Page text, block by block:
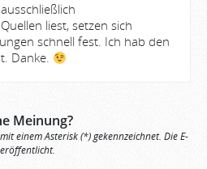
liest, setzen sich
schnell fest. Ich hab den
Danke.
Meinung?
einem Asterisk (*) gekennzeichnet. Die E-